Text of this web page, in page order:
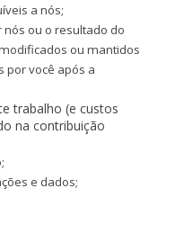
a nós;
ou o resultado do
ou mantidos
por você após a
trabalho (e custos
na contribuição
e dados;